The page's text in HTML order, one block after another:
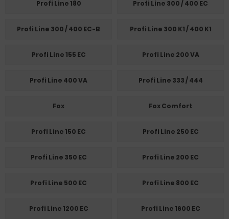
Profi Line 180 Profi Line 300 / 400 EC
Profi Line 300 / 400 EC-B Profi Line 300 K1 / 400 K1
Profi Line 155 EC Profi Line 200 VA
Profi Line 400 VA Profi Line 333 / 444
Fox Fox Comfort
Profi Line 150 EC Profi Line 250 EC
Profi Line 350 EC Profi Line 200 EC
Profi Line 500 EC Profi Line 800 EC
Profi Line 1200 EC Profi Line 1600 EC